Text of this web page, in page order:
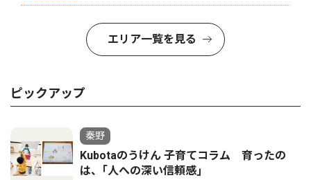
エリア一覧を見る
ピックアップ
秦野
Kubotaのうけん 子育てコラム 育ったの
は、｢人への深い信頼感｣